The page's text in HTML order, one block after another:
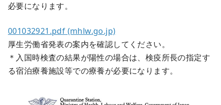
必要になります。
001032921.pdf (mhlw.go.jp)
厚生労働省発表の案内を確認してください。
＊入国時検査の結果が陽性の場合は、検疫所長の指定す
る宿泊療養施設等での療養が必要になります。